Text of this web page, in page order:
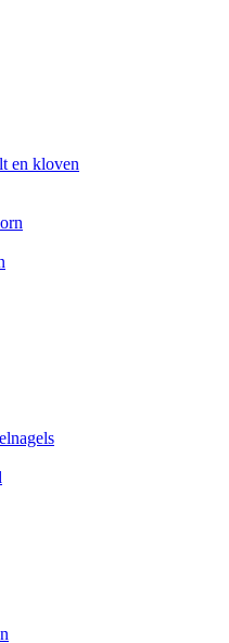
en kloven